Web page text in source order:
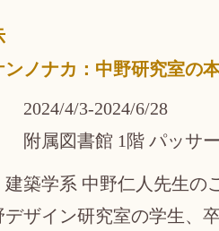
ンノナカ：中野研究室の
2024/4/3-2024/6/28
附属図書館 1階 パッサ
建築学系 中野仁人先生の
デザイン研究室の学生、